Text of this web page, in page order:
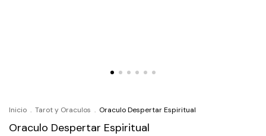
Inicio . Tarot y Oraculos . Oraculo Despertar Espiritual
Oraculo Despertar Espiritual